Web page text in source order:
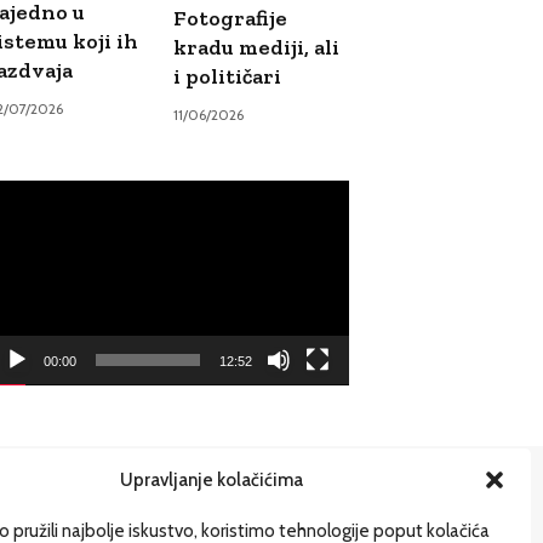
Upravljanje kolačićima
pružili najbolje iskustvo, koristimo tehnologije poput kolačića
u
koji ih
07/2026
Fotografije
kradu mediji, ali
i političari
11/06/2026
00:00 12:52